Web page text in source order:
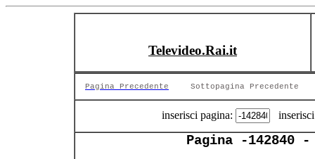
Televideo.Rai.it
Pagina Precedente Sottopagina Precedente
inserisci pagina:
Pagina -142840